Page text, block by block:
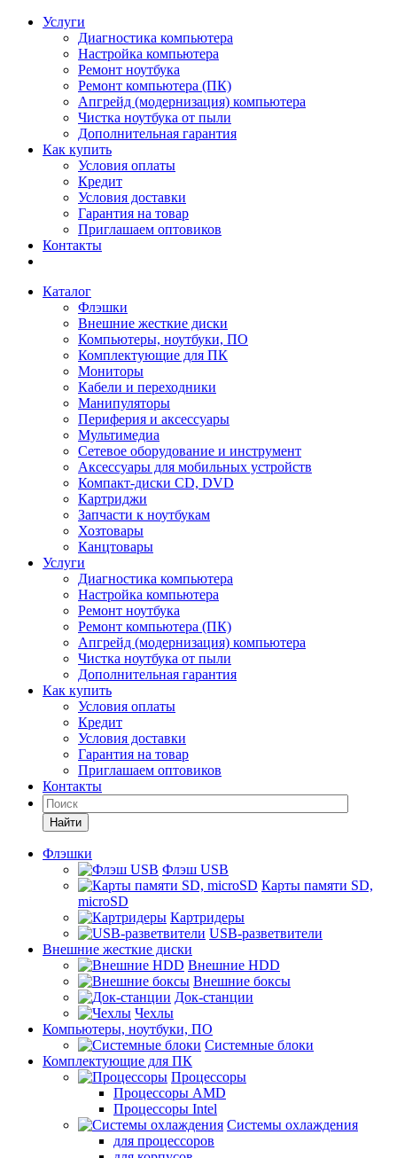
Услуги
Диагностика компьютера
Настройка компьютера
Ремонт ноутбука
Ремонт компьютера (ПК)
Апгрейд (модернизация) компьютера
Чистка ноутбука от пыли
Дополнительная гарантия
Как купить
Условия оплаты
Кредит
Условия доставки
Гарантия на товар
Приглашаем оптовиков
Контакты
Каталог
Флэшки
Внешние жесткие диски
Компьютеры, ноутбуки, ПО
Комплектующие для ПК
Мониторы
Кабели и переходники
Манипуляторы
Периферия и аксессуары
Мультимедиа
Сетевое оборудование и инструмент
Аксессуары для мобильных устройств
Компакт-диски CD, DVD
Картриджи
Запчасти к ноутбукам
Хозтовары
Канцтовары
Услуги
Диагностика компьютера
Настройка компьютера
Ремонт ноутбука
Ремонт компьютера (ПК)
Апгрейд (модернизация) компьютера
Чистка ноутбука от пыли
Дополнительная гарантия
Как купить
Условия оплаты
Кредит
Условия доставки
Гарантия на товар
Приглашаем оптовиков
Контакты
Найти
Флэшки
Флэш USB
Карты памяти SD,
microSD
Картридеры
USB-разветвители
Внешние жесткие диски
Внешние HDD
Внешние боксы
Док-станции
Чехлы
Компьютеры, ноутбуки, ПО
Системные блоки
Комплектующие для ПК
Процессоры
Процессоры AMD
Процессоры Intel
Системы охлаждения
для процессоров